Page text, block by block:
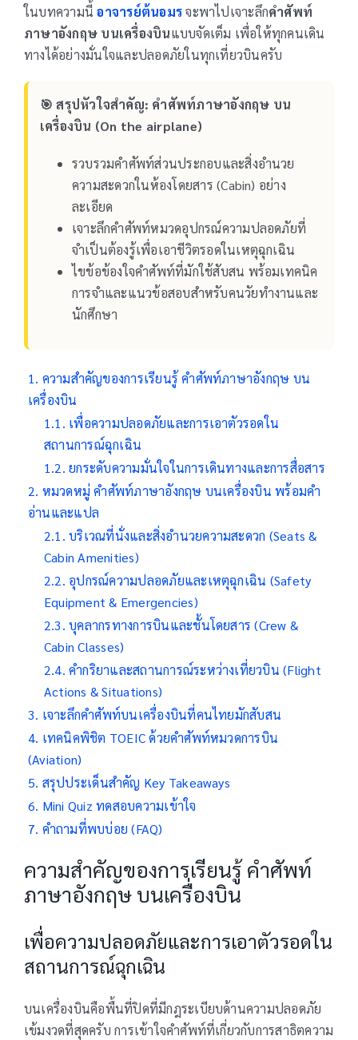
ในบทความนี้อาจารย์ต้นอมรจะพาไปเจาะลึกคำศัพท์
ภาษาอังกฤษ บนเครื่องบินแบบจัดเต็ม เพื่อให้ทุกคนเดิน
ทางได้อย่างมั่นใจและปลอดภัยในทุกเที่ยวบินครับ
🎯 สรุปหัวใจสำคัญ: คำศัพท์ภาษาอังกฤษ บน
เครื่องบิน (On the airplane)
รวบรวมคำศัพท์ส่วนประกอบและสิ่งอำนวย
ความสะดวกในห้องโดยสาร (Cabin) อย่าง
ละเอียด
เจาะลึกคำศัพท์หมวดอุปกรณ์ความปลอดภัยที่
จำเป็นต้องรู้เพื่อเอาชีวิตรอดในเหตุฉุกเฉิน
ไขข้อข้องใจคำศัพท์ที่มักใช้สับสน พร้อมเทคนิค
การจำและแนวข้อสอบสำหรับคนวัยทำงานและ
นักศึกษา
ความสำคัญของการเรียนรู้ คำศัพท์ภาษาอังกฤษ บน
เครื่องบิน
เพื่อความปลอดภัยและการเอาตัวรอดใน
สถานการณ์ฉุกเฉิน
ยกระดับความมั่นใจในการเดินทางและการสื่อสาร
หมวดหมู่ คำศัพท์ภาษาอังกฤษ บนเครื่องบิน พร้อมคำ
อ่านและแปล
บริเวณที่นั่งและสิ่งอำนวยความสะดวก (Seats &
Cabin Amenities)
อุปกรณ์ความปลอดภัยและเหตุฉุกเฉิน (Safety
Equipment & Emergencies)
บุคลากรทางการบินและชั้นโดยสาร (Crew &
Cabin Classes)
คำกริยาและสถานการณ์ระหว่างเที่ยวบิน (Flight
Actions & Situations)
เจาะลึกคำศัพท์บนเครื่องบินที่คนไทยมักสับสน
เทคนิคพิชิต TOEIC ด้วยคำศัพท์หมวดการบิน
(Aviation)
สรุปประเด็นสำคัญ Key Takeaways
Mini Quiz ทดสอบความเข้าใจ
คำถามที่พบบ่อย (FAQ)
ความสำคัญของการเรียนรู้ คำศัพท์
ภาษาอังกฤษ บนเครื่องบิน
เพื่อความปลอดภัยและการเอาตัวรอดใน
สถานการณ์ฉุกเฉิน
บนเครื่องบินคือพื้นที่ปิดที่มีกฎระเบียบด้านความปลอดภัย
เข้มงวดที่สุดครับ การเข้าใจคำศัพท์ที่เกี่ยวกับการสาธิตความ